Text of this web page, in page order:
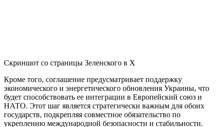
Скриншот со страницы Зеленского в Х
Кроме того, соглашение предусматривает поддержку
экономического и энергетического обновления Украины, что
будет способствовать ее интеграции в Европейский союз и
НАТО. Этот шаг является стратегически важным для обоих
государств, подкрепляя совместное обязательство по
укреплению международной безопасности и стабильности.